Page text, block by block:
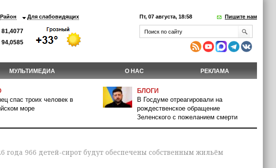
Район Для слабовидящих
81,4077
94,0585
Пт, 07 августа, 18:58 Пишите нам
МУЛЬТИМЕДИА О НАС РЕКЛАМА
спас троих человек в
море
БЛОГИ
В Госдуме отреагировали на
рождественское обращение
Зеленского с пожеланием смерти
года 966 детей-сирот будут обеспечены собственным жильём